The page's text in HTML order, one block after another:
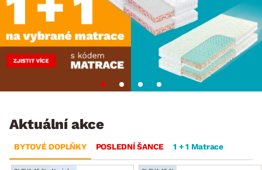
Aktuální akce
BYTOVÉ DOPLŇKY POSLEDNÍ ŠANCE 1 + 1 Matrace